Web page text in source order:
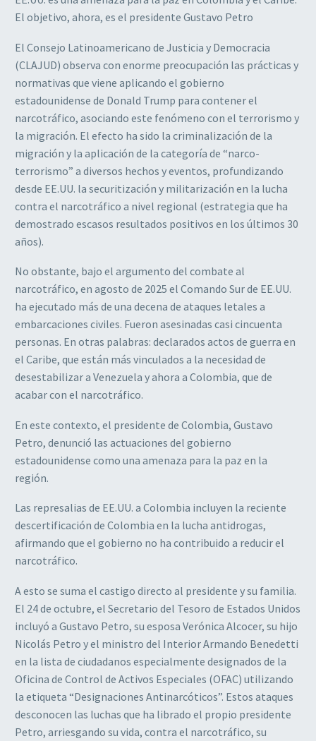
El objetivo, ahora, es el presidente Gustavo Petro
El Consejo Latinoamericano de Justicia y Democracia
(CLAJUD) observa con enorme preocupación las prácticas y
normativas que viene aplicando el gobierno
estadounidense de Donald Trump para contener el
narcotráfico, asociando este fenómeno con el terrorismo y
la migración. El efecto ha sido la criminalización de la
migración y la aplicación de la categoría de “narco-
terrorismo” a diversos hechos y eventos, profundizando
desde EE.UU. la securitización y militarización en la lucha
contra el narcotráfico a nivel regional (estrategia que ha
demostrado escasos resultados positivos en los últimos 30
años).
No obstante, bajo el argumento del combate al
narcotráfico, en agosto de 2025 el Comando Sur de EE.UU.
ha ejecutado más de una decena de ataques letales a
embarcaciones civiles. Fueron asesinadas casi cincuenta
personas. En otras palabras: declarados actos de guerra en
el Caribe, que están más vinculados a la necesidad de
desestabilizar a Venezuela y ahora a Colombia, que de
acabar con el narcotráfico.
En este contexto, el presidente de Colombia, Gustavo
Petro, denunció las actuaciones del gobierno
estadounidense como una amenaza para la paz en la
región.
Las represalias de EE.UU. a Colombia incluyen la reciente
descertificación de Colombia en la lucha antidrogas,
afirmando que el gobierno no ha contribuido a reducir el
narcotráfico.
A esto se suma el castigo directo al presidente y su familia.
El 24 de octubre, el Secretario del Tesoro de Estados Unidos
incluyó a Gustavo Petro, su esposa Verónica Alcocer, su hijo
Nicolás Petro y el ministro del Interior Armando Benedetti
en la lista de ciudadanos especialmente designados de la
Oficina de Control de Activos Especiales (OFAC) utilizando
la etiqueta “Designaciones Antinarcóticos”. Estos ataques
desconocen las luchas que ha librado el propio presidente
Petro, arriesgando su vida, contra el narcotráfico, su